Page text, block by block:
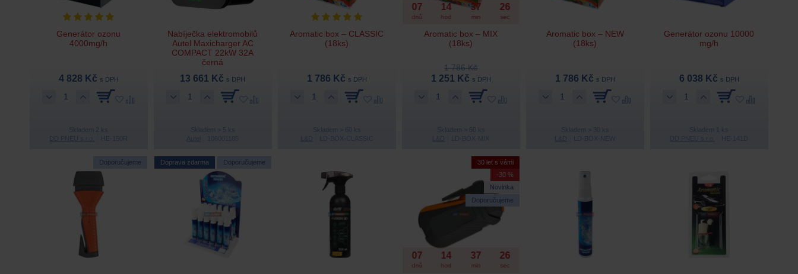
Generátor ozonu
4000mg/h
4 828 Kč s DPH
Skladem 2 ks
Nabíječka elektromobilů
Autel Maxicharger AC
COMPACT 22kW 32A
černá
13 661 Kč s DPH
Skladem > 5 ks
Aromatic box – CLASSIC
(18ks)
1 786 Kč s DPH
Skladem > 60 ks
07
dnů
14
hod
37
min
25
sec
Aromatic box – MIX
(18ks)
1 786 Kč
1 251 Kč s DPH
Skladem > 60 ks
Aromatic box – NEW
(18ks)
1 786 Kč s DPH
Skladem > 30 ks
Generátor ozonu 10000
mg/h
6 038 Kč s DPH
Skladem 1 ks
Doporučujeme Doprava zdarma Doporučujeme
Novinka
Doporučujeme
30 let s vámi
-30 %
07
dnů
14
hod
37
min
25
sec